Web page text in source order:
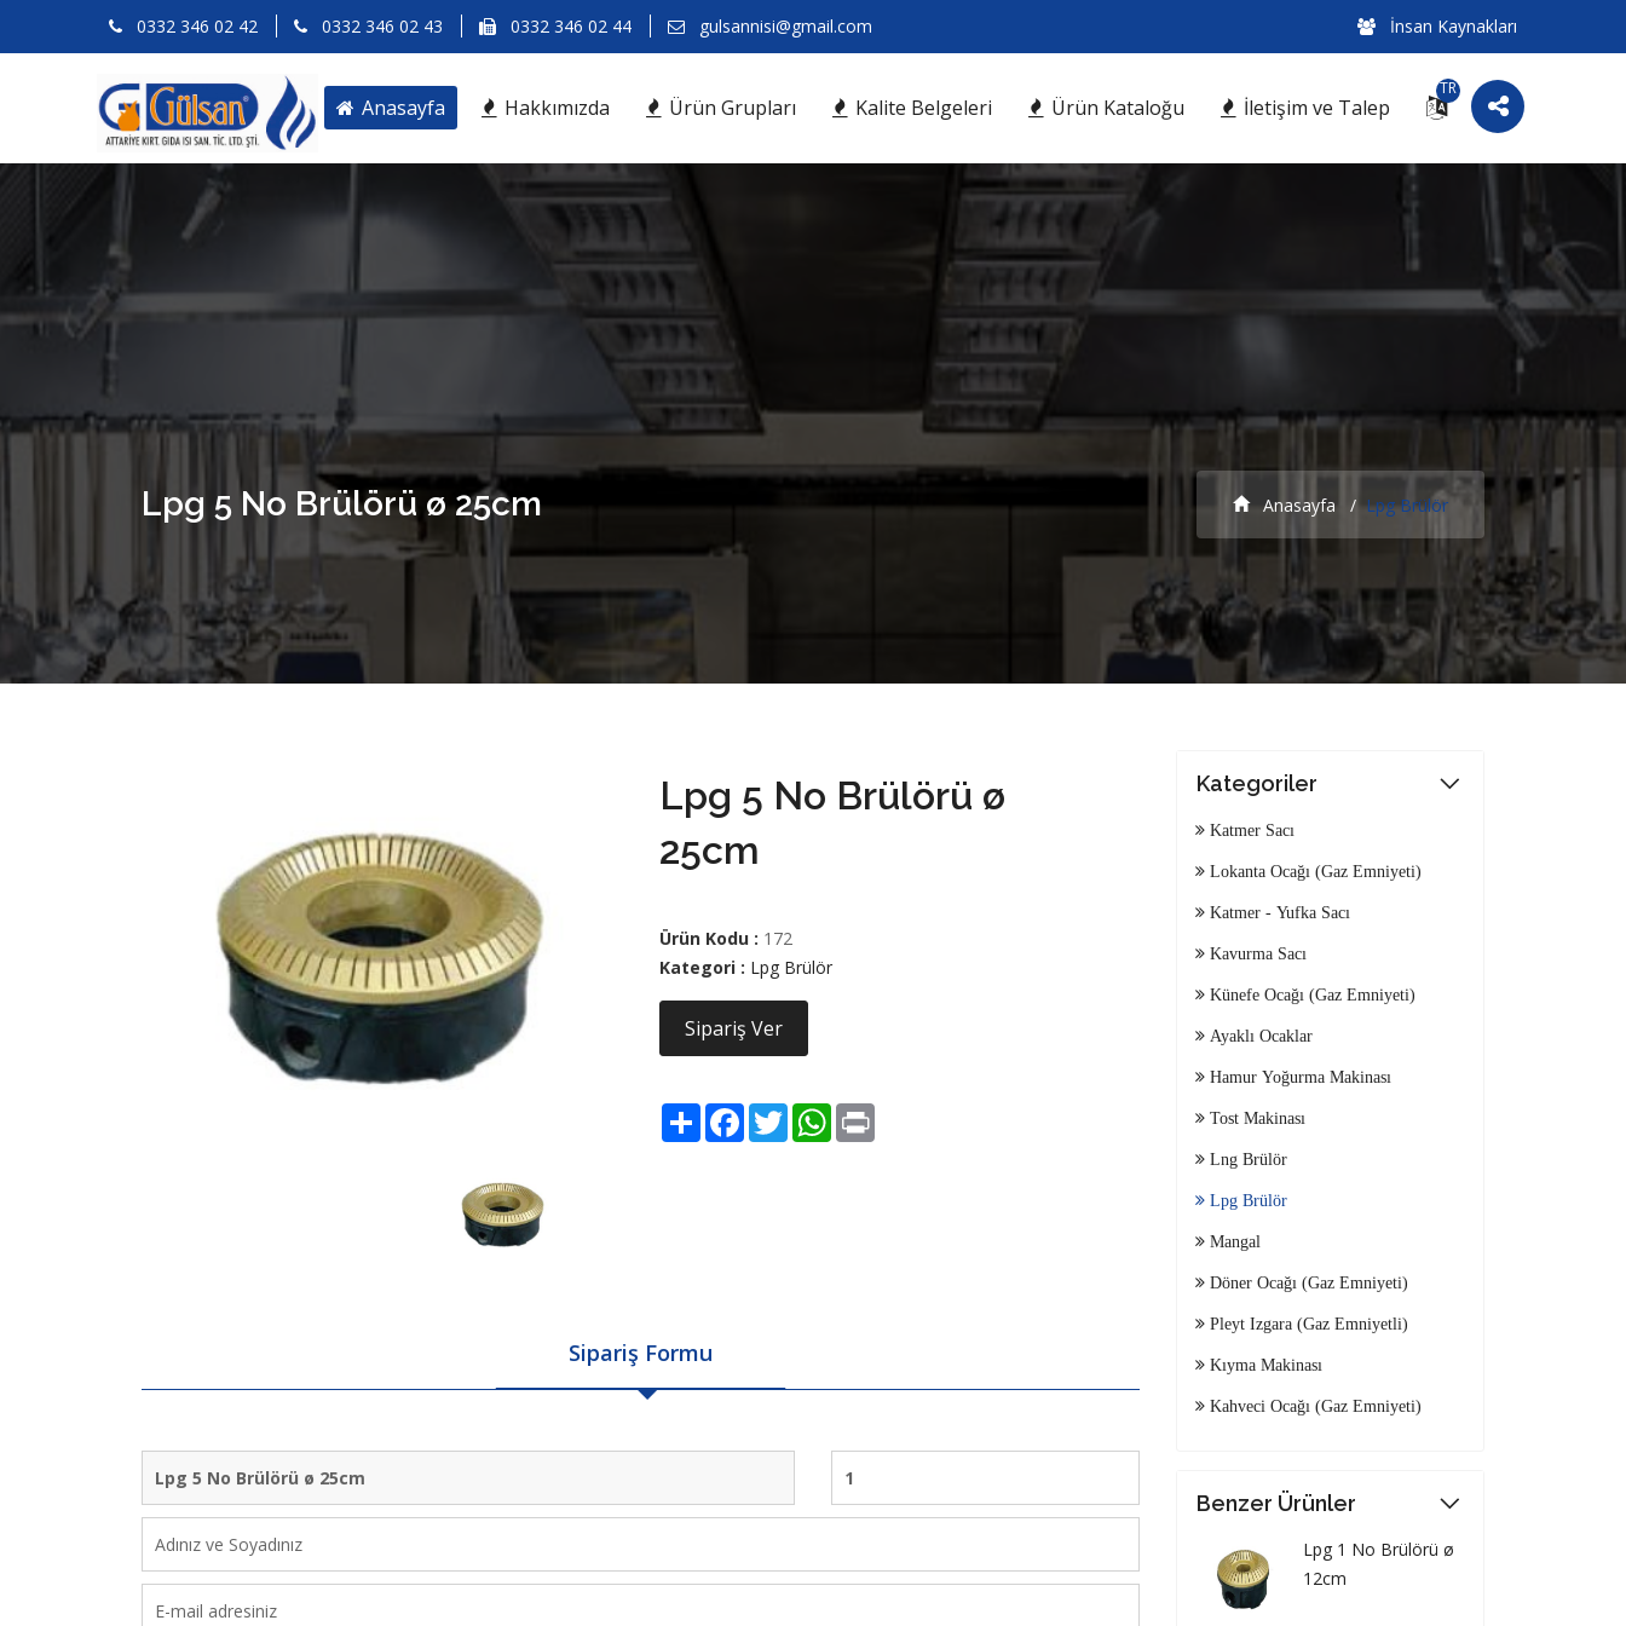
0332 346 02 42 0332 346 02 43 0332 346 02 44 gulsannisi@gmail.com İnsan Kaynakları
TR
Anasayfa Hakkımızda Ürün Grupları Kalite Belgeleri Ürün Kataloğu İletişim ve Talep
Lpg 5 No Brülörü ø 25cm Anasayfa Lpg Brülör
Lpg 5 No Brülörü ø
25cm
Ürün Kodu : 172
Kategori : Lpg Brülör
Sipariş Ver
ShareFacebook
TwitterWhatsApp
Print
Sipariş Formu
Kategoriler
Katmer Sacı
Lokanta Ocağı (Gaz Emniyeti)
Katmer - Yufka Sacı
Kavurma Sacı
Künefe Ocağı (Gaz Emniyeti)
Ayaklı Ocaklar
Hamur Yoğurma Makinası
Tost Makinası
Lng Brülör
Lpg Brülör
Mangal
Döner Ocağı (Gaz Emniyeti)
Pleyt Izgara (Gaz Emniyetli)
Kıyma Makinası
Kahveci Ocağı (Gaz Emniyeti)
Benzer Ürünler
Lpg 1 No Brülörü ø
12cm